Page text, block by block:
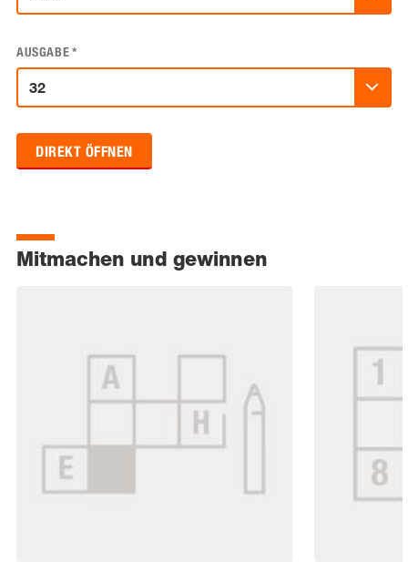
AUSGABE*
DIREKT ÖFFNEN
Mitmachen und gewinnen